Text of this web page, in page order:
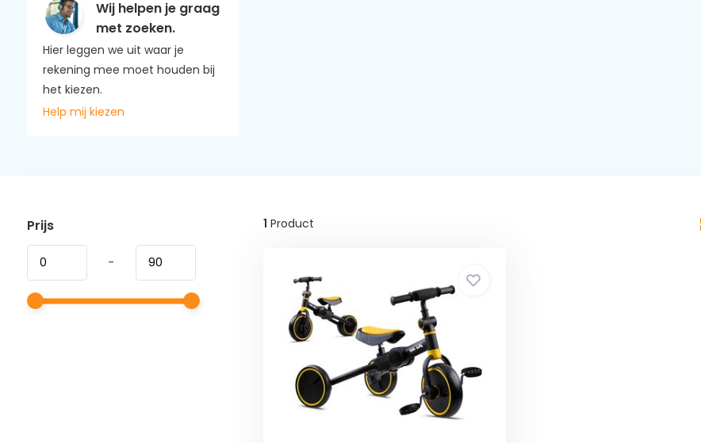
Wij helpen je graag
met zoeken.
Hier leggen we uit waar je
rekening mee moet houden bij
het kiezen.
Help mij kiezen
Prijs
-
1 Product